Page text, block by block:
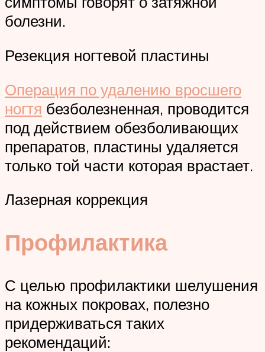
болезни.
Резекция ногтевой пластины
Операция по удалению вросшего
ногтя безболезненная, проводится
под действием обезболивающих
препаратов, пластины удаляется
только той части которая врастает.
Лазерная коррекция
Профилактика
С целью профилактики шелушения
на кожных покровах, полезно
придерживаться таких
рекомендаций: